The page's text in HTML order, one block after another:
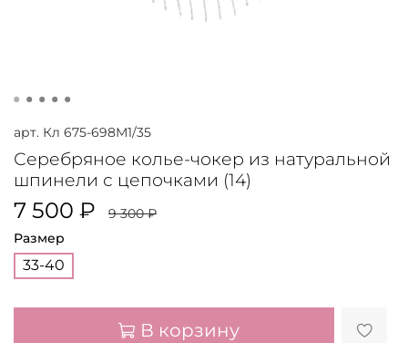
арт. Кл 675-698М1/35
Серебряное колье-чокер из натуральной
шпинели с цепочками (14)
7 500 ₽
9 300 ₽
Размер
33-40
В корзину